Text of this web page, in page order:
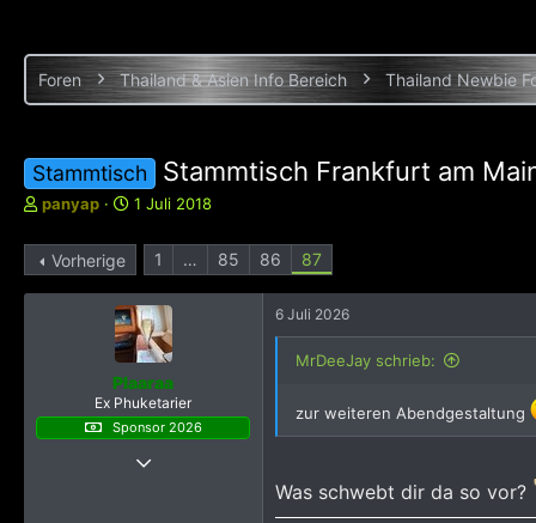
Foren Thailand & Asien Info Bereich Thailand Newbie
Stammtisch Stammtisch Frankfurt am
E
s
t
panyap
E
s
l
l
t
m
1 Juli 2018
Vorherige 1 … 85 86 87
Plaaraa
Ex Phuketarier
Sponsor 2026
19 Dezember 2022
6 Juli 2026
MrDeeJay schrieb:
zur weiteren Abendgestaltung
Was schwebt dir da so vor?